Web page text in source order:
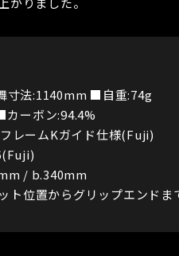
法:1140mm ■自重:74g
ーボン:94.4%
レームKガイド仕様(Fuji)
/ b.340mm
ト位置からグリップエンド